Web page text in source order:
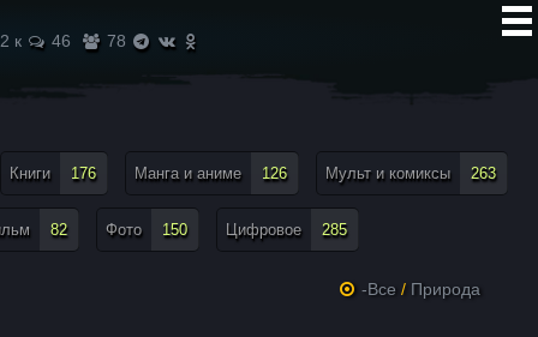
2 к 46 78
Книги 176 Манга и аниме 126 Мульт и комиксы 263
82 Фото 150 Цифровое 285
-Все / Природа